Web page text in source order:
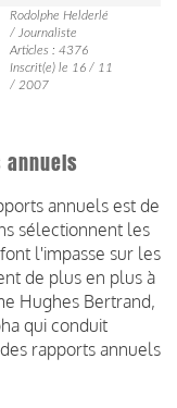
Rodolphe Helderlé
/ Journaliste
Articles : 4376
Inscrit(e) le 16 / 11
/ 2007
annuels est de
sélectionnent les
l'impasse sur les
de plus en plus à
Hughes Bertrand,
qui conduit
rapports annuels